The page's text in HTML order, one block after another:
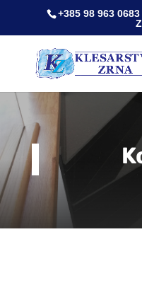
+385 98 963 0683